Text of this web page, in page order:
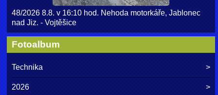
48/2026 8.8. v 16:10 hod. Nehoda motorkáře, Jablonec
nad Jiz. - Vojtěšice
Fotoalbum
Technika
2026